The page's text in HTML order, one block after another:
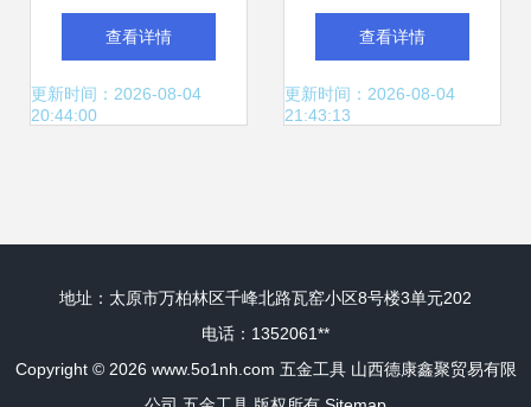
这几个牌子值得信
赖
查看详情
更新时间：2026-08-04
20:44:00
环保设备行业的紧
固件配套服务及劳
查看详情
更新时间：2026-08-04
21:43:13
地址：太原市万柏林区千峰北路瓦窑小区8号楼3单元202
电话：1352061**
Copyright © 2026 www.5o1nh.com 五金工具 山西德康鑫聚贸易有限